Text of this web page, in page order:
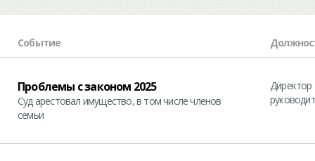
Событие
Проблемы с законом 2025
Суд арестовал имущество, в том числе членов
семьи